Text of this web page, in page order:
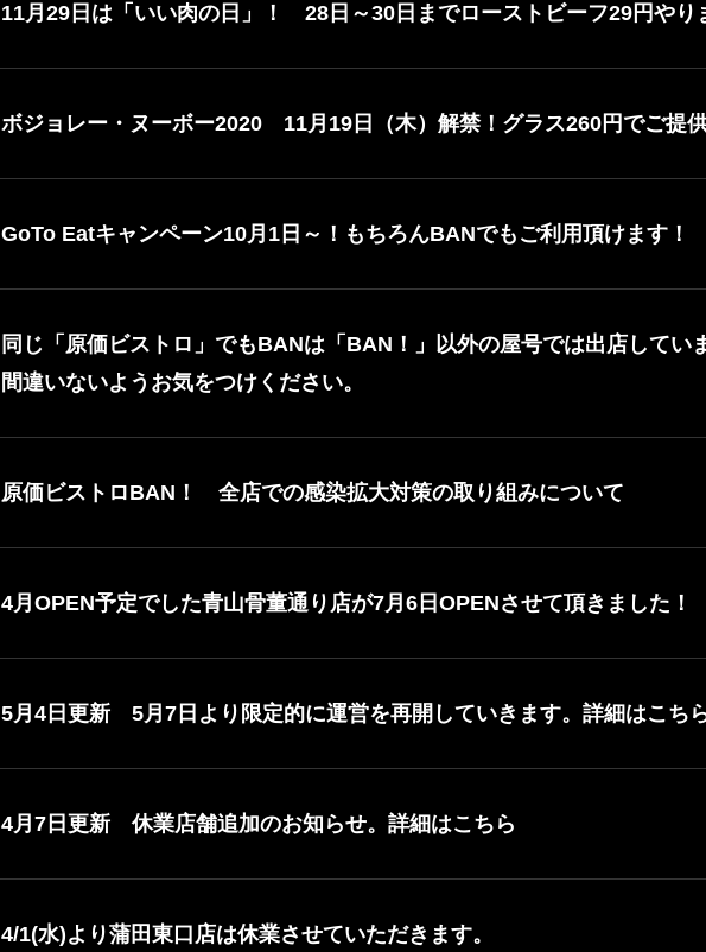
11月29日は「いい肉の日」！ 28日～30日までローストビーフ29円やり
ボジョレー・ヌーボー2020 11月19日（木）解禁！グラス260円でご提
GoTo Eatキャンペーン10月1日～！もちろんBANでもご利用頂けます！
同じ「原価ビストロ」でもBANは「BAN！」以外の屋号では出店してい
間違いないようお気をつけください。
原価ビストロBAN！ 全店での感染拡大対策の取り組みについて
4月OPEN予定でした青山骨董通り店が7月6日OPENさせて頂きました！
5月4日更新 5月7日より限定的に運営を再開していきます。詳細はこち
4月7日更新 休業店舗追加のお知らせ。詳細はこちら
4/1(水)より蒲田東口店は休業させていただきます。